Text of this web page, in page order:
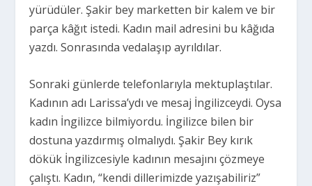
yürüdüler. Şakir bey marketten bir kalem ve bir
parça kâğıt istedi. Kadın mail adresini bu kâğıda
yazdı. Sonrasında vedalaşıp ayrıldılar.
Sonraki günlerde telefonlarıyla mektuplaştılar.
Kadının adı Larissa’ydı ve mesaj İngilizceydi. Oysa
kadın İngilizce bilmiyordu. İngilizce bilen bir
dostuna yazdırmış olmalıydı. Şakir Bey kırık
dökük İngilizcesiyle kadının mesajını çözmeye
çalıştı. Kadın, “kendi dillerimizde yazışabiliriz”